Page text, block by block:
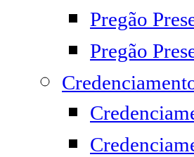
Pregão
Pregão